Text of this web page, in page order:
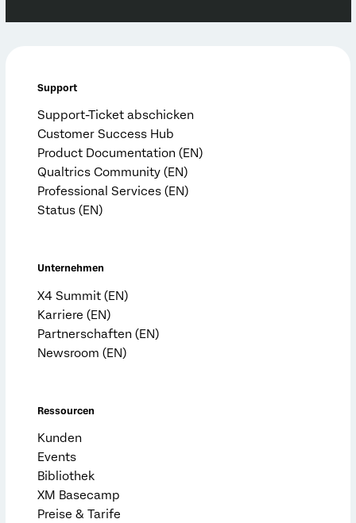
Support
Support-Ticket abschicken
Customer Success Hub
Product Documentation (EN)
Qualtrics Community (EN)
Professional Services (EN)
Status (EN)
Unternehmen
X4 Summit (EN)
Karriere (EN)
Partnerschaften (EN)
Newsroom (EN)
Ressourcen
Kunden
Events
Bibliothek
XM Basecamp
Preise & Tarife